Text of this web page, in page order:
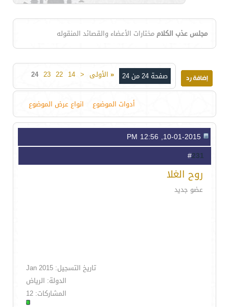
مجلس عذب الكلام مختارات الأعضاء والقصائد المنقوله
صفحة 24 من 24 « الأولى <
14
22
23
24
أدوات الموضوع انواع عرض الموضوع
231
روح الغلا
عضو جديد
تاريخ التسجيل: Jan 2015
الدولة: الرياض
المشاركات: 12